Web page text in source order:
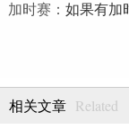
加时赛： 如果有加
相关文章 Related